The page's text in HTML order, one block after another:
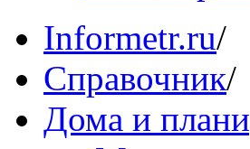
Informetr.ru/
Справочник/
Дома и